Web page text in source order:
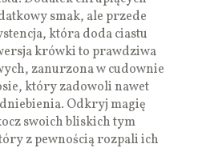
smak, ale przede
która doda ciastu
krówki to prawdziwa
zanurzona w cudownie
który zadowoli nawet
Odkryj magię
swoich bliskich tym
z pewnością rozpali ich